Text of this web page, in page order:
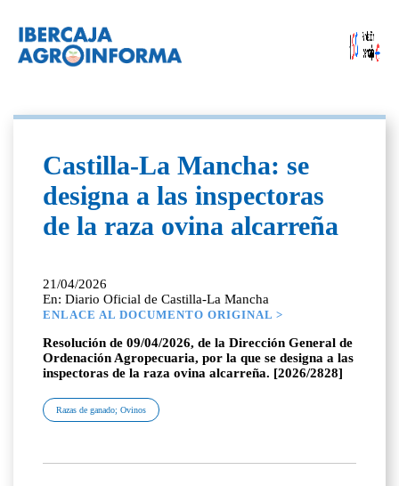
Castilla-La Mancha: se
designa a las inspectoras
de la raza ovina alcarreña
21/04/2026
En: Diario Oficial de Castilla-La Mancha
ENLACE AL DOCUMENTO ORIGINAL >
Resolución de 09/04/2026, de la Dirección General de
Ordenación Agropecuaria, por la que se designa a las
inspectoras de la raza ovina alcarreña. [2026/2828]
Razas de ganado; Ovinos